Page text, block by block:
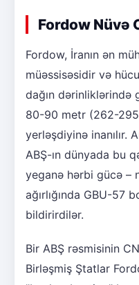
Fordow Nüvə
Fordow, İranın ən
müəssisəsidir və
dağın dərinliklərində
80-90 metr (262-
yerləşdiyinə inanılır.
ABŞ-ın dünyada bu
yeganə hərbi gücə –
ağırlığında GBU-57
bildirirdilər.
Bir ABŞ rəsmisinin
Birləşmiş Ştatlar